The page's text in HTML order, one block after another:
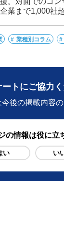
業まで1,000社超
業種別コラム
ートにご協力
後の掲載内容
の情報は役に立
い い